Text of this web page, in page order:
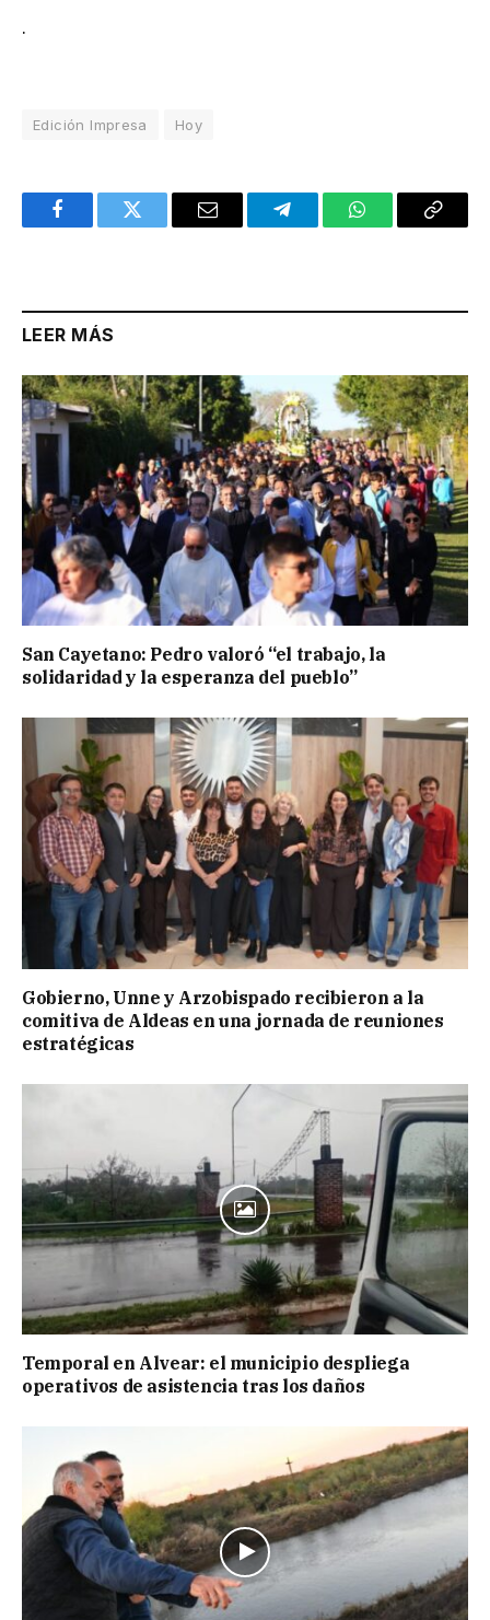
.
Edición Impresa Hoy
FacebookTwitter Email TelegramWhatsAppCopy
LEER MÁS
San Cayetano: Pedro valoró “el trabajo, la
solidaridad y la esperanza del pueblo”
Gobierno, Unne y Arzobispado recibieron a la
comitiva de Aldeas en una jornada de reuniones
estratégicas
Temporal en Alvear: el municipio despliega
operativos de asistencia tras los daños